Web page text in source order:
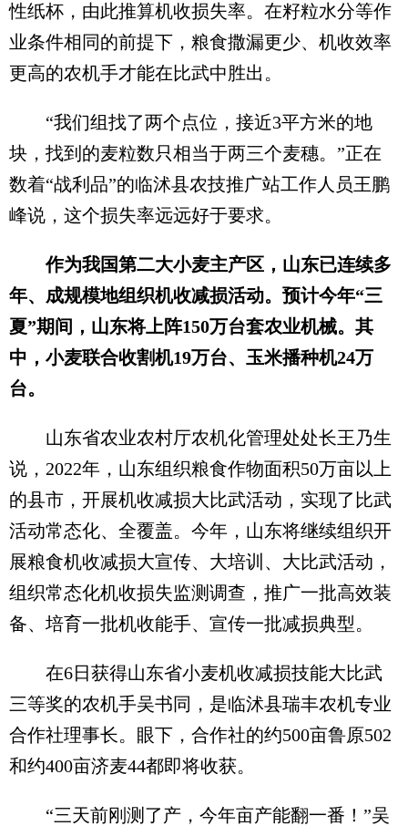
性纸杯，由此推算机收损失率。在籽粒水分等作
业条件相同的前提下，粮食撒漏更少、机收效率
更高的农机手才能在比武中胜出。
“我们组找了两个点位，接近3平方米的地
块，找到的麦粒数只相当于两三个麦穗。”正在
数着“战利品”的临沭县农技推广站工作人员王鹏
峰说，这个损失率远远好于要求。
作为我国第二大小麦主产区，山东已连续多
年、成规模地组织机收减损活动。预计今年“三
夏”期间，山东将上阵150万台套农业机械。其
中，小麦联合收割机19万台、玉米播种机24万
台。
山东省农业农村厅农机化管理处处长王乃生
说，2022年，山东组织粮食作物面积50万亩以上
的县市，开展机收减损大比武活动，实现了比武
活动常态化、全覆盖。今年，山东将继续组织开
展粮食机收减损大宣传、大培训、大比武活动，
组织常态化机收损失监测调查，推广一批高效装
备、培育一批机收能手、宣传一批减损典型。
在6日获得山东省小麦机收减损技能大比武
三等奖的农机手吴书同，是临沭县瑞丰农机专业
合作社理事长。眼下，合作社的约500亩鲁原502
和约400亩济麦44都即将收获。
“三天前刚测了产，今年亩产能翻一番！”吴